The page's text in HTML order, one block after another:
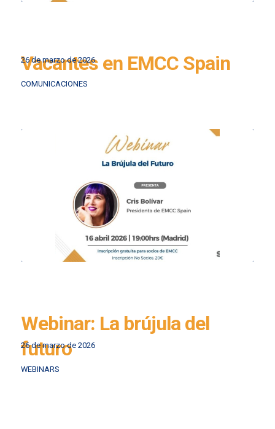
Vacantes en EMCC Spain
COMUNICACIONES
26 de marzo de 2026
Webinar: La brújula del
futuro
WEBINARS
26 de marzo de 2026